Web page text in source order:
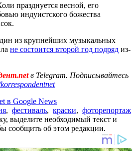
празднуется весной, его
индуистского божества
из крупнейших музыкальных
не состоится второй год подряд из-
в Telegram. Подписывайтесь
в Google News
, фестиваль, краски, фоторепортаж
выделите необходимый текст и
сообщить об этом редакции.